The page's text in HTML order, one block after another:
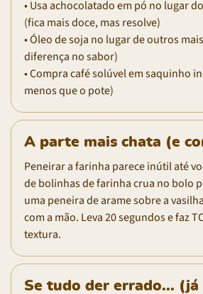
• Usa achocolatado em pó no lugar
(fica mais doce, mas resolve)
• Óleo de soja no lugar de outros
diferença no sabor)
• Compra café solúvel em saquinho
menos que o pote)
A parte mais chata (e
Peneirar a farinha parece inútil até
de bolinhas de farinha crua no bolo
uma peneira de arame sobre a
com a mão. Leva 20 segundos e faz
textura.
Se tudo der errado... (já